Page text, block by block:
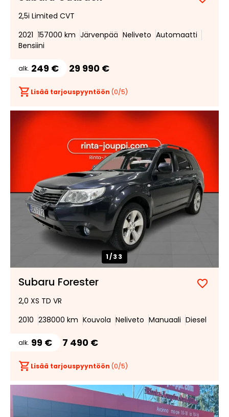
Lisää
2,5i Limited CVT
2021 157000 km Järvenpää Neliveto Automaatti
Bensiini
alk. 249 € 29 990 €
Lisää tarjouspyyntöön (0/5)
1/33
Subaru Forester
Lisää
2,0 XS TD VR
2010 238000 km Kouvola Neliveto Manuaali Diesel
alk. 99 € 7 490 €
Lisää tarjouspyyntöön (0/5)